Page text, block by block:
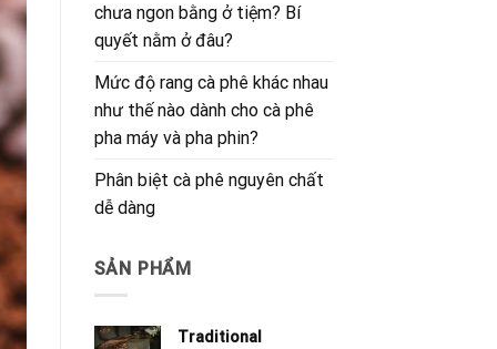
chưa ngon bằng ở tiệm? Bí
quyết nằm ở đâu?
Mức độ rang cà phê khác nhau
như thế nào dành cho cà phê
pha máy và pha phin?
Phân biệt cà phê nguyên chất
dễ dàng
SẢN PHẨM
Traditional